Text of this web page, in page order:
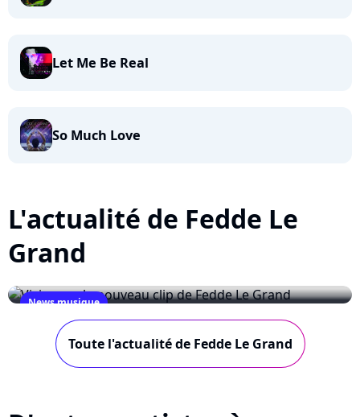
Let Me Be Real
So Much Love
L'actualité de Fedde Le
Grand
News musique
Visionnez le nouveau clip de Fedde Le Grand
December 18, 2009Toute l'actualité de Fedde Le Grand